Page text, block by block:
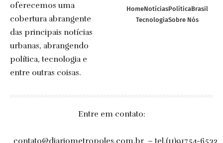
oferecemos uma
cobertura abrangente
das principais notícias
urbanas, abrangendo
política, tecnologia e
entre outras coisas.
HomeNotíciasPolíticaBrasil
TecnologiaSobre Nós
Entre em contato:
contato@diariometropoles.com.br – tel.(11)91754-6532